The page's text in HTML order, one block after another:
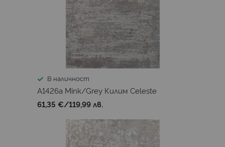
В наличност
A1426a Mink/Grey Килим Celeste
61,35 €/119,99 лв.